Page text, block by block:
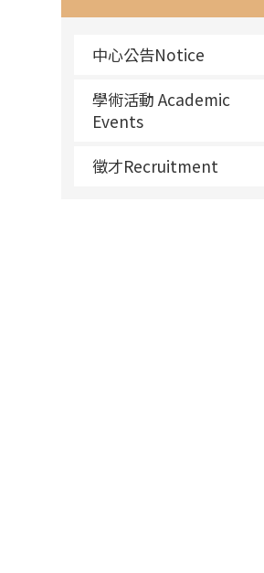
中心公告Notice
學術活動 Academic
Events
徵才Recruitment